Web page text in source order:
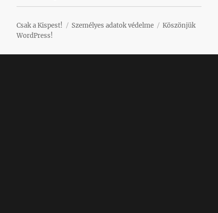
Csak a Kispest! Személyes adatok védelme
Köszönjük
WordPress!